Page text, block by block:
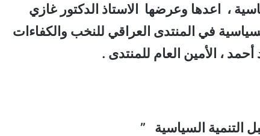
، اعدها وعرضها الاستاذ الدكتور غازي
في المنتدى العراقي للنخب والكفاءات
، الأمين العام للمنتدى .
التنمية السياسية ”